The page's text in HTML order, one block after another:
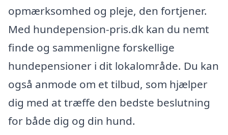
opmærksomhed og pleje, den fortjener.
Med hundepension-pris.dk kan du nemt
finde og sammenligne forskellige
hundepensioner i dit lokalområde. Du kan
også anmode om et tilbud, som hjælper
dig med at træffe den bedste beslutning
for både dig og din hund.